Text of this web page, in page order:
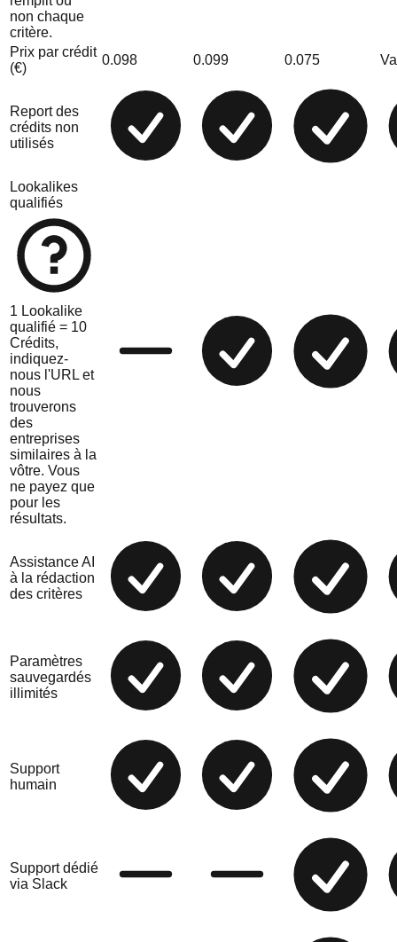
non chaque
critère.
Prix par crédit
(€)
0.098 0.099 0.075
Report des
crédits non
utilisés
Lookalikes
qualifiés
1 Lookalike
qualifié = 10
Crédits,
indiquez-
nous l'URL et
nous
trouverons
des
entreprises
similaires à la
vôtre. Vous
ne payez que
pour les
résultats.
Assistance AI
à la rédaction
des critères
Paramètres
sauvegardés
illimités
Support
humain
Support dédié
via Slack